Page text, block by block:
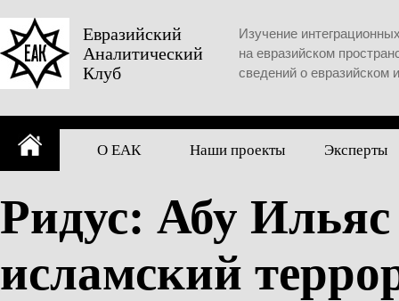
to
content
Евразийский
Аналитический
Клуб
Изучение
на евразийском
сведений о евразийском
О ЕАК Наши проекты Эксперты
Ридус: Абу
исламский